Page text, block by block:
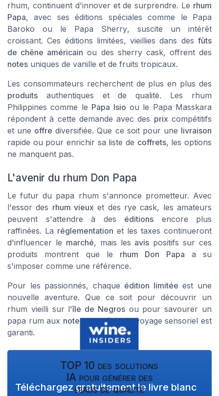
rhum, continuent d'innover et de surprendre. Le rhum
Papa, avec ses éditions spéciales comme le Papa
Baroko ou le Papa Sherry, suscite un intérêt
croissant. Ces éditions limitées, vieillies dans des fûts
de chêne américain ou des sherry cask, offrent des
notes uniques de vanille et de fruits tropicaux.
Les consommateurs recherchent de plus en plus des
produits authentiques et de qualité. Les rhum
Philippines comme le Papa Isio ou le Papa Masskara
répondent à cette demande avec des prix compétitifs
et une offre diversifiée. Que ce soit pour une livraison
rapide ou pour enrichir sa liste de coffrets, les options
ne manquent pas.
L'avenir du rhum Don Papa
Le futur du papa rhum s'annonce prometteur. Avec
l'essor des rhum vieux et des rye cask, les amateurs
peuvent s'attendre à des éditions encore plus
raffinées. La réglementation et les taxes continueront
d'influencer le marché, mais les avis positifs sur ces
produits montrent que le rhum Don Papa a su
s'imposer comme une référence.
Pour les passionnés, chaque édition limitée est une
nouvelle aventure. Que ce soit pour découvrir un
rhum vieilli sur l'île de Negrosou pour savourer un
papa rum aux notesde chêne, le voyage sensoriel est
garanti.
TOP 10 des solutions
IA pour générer des
leads de qualité
Téléchargez gratuitement le livre blanc